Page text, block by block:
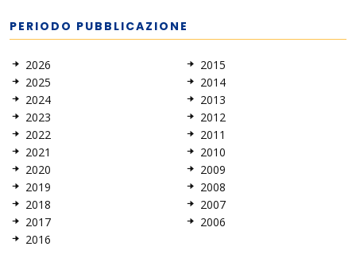
PERIODO PUBBLICAZIONE
2026
2025
2024
2023
2022
2021
2020
2019
2018
2017
2016
2015
2014
2013
2012
2011
2010
2009
2008
2007
2006